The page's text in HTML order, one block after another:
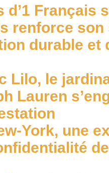
d’1 Français
renforce
durable et
Lilo, le
Lauren
York, une